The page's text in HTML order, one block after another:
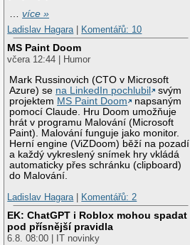
…více »
Ladislav Hagara
Komentářů: 10
MS Paint Doom
včera 12:44 | Humor
Mark Russinovich (CTO v Microsoft
Azure) se na LinkedIn pochlubil
svým
projektem MS Paint Doom
napsaným
pomocí Claude. Hru Doom umožňuje
hrát v programu Malování (Microsoft
Paint). Malování funguje jako monitor.
Herní engine (ViZDoom) běží na pozadí
a každý vykreslený snímek hry vkládá
automaticky přes schránku (clipboard)
do Malování.
Ladislav Hagara
Komentářů: 2
EK: ChatGPT i Roblox mohou spadat
pod přísnější pravidla
6.8. 08:00 | IT novinky